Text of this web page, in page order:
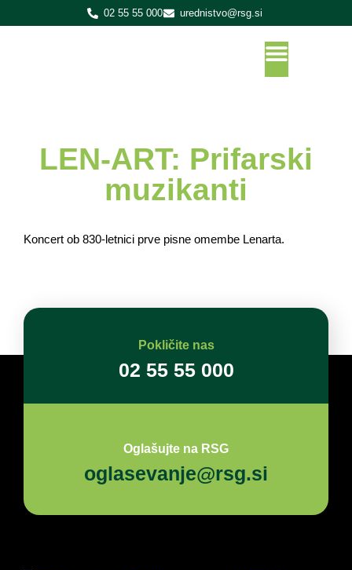
02 55 55 000 urednistvo@rsg.si
LEN-ART: Prifarski
muzikanti
Koncert ob 830-letnici prve pisne omembe Lenarta.
Pokličite nas
02 55 55 000
Oglašujte na RSG
oglasevanje@rsg.si